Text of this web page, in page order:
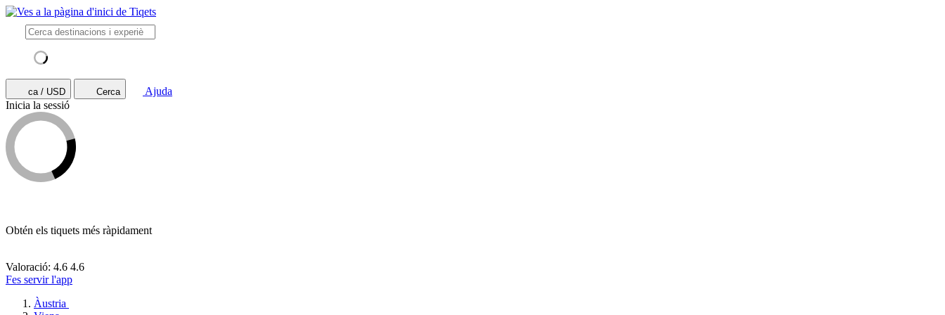
ca / USD Cerca
Ajuda
Inicia la sessió
Obtén els tiquets més ràpidament
Valoració: 4.6 4.6
Fes servir l'app
Àustria